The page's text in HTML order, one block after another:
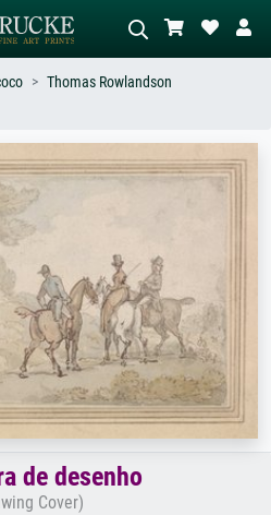
–
Descreva a cena – ex: prado verde,
abstrato com muito vermelho, pintura
Thomas Rowlandson
de desenho
Cover)